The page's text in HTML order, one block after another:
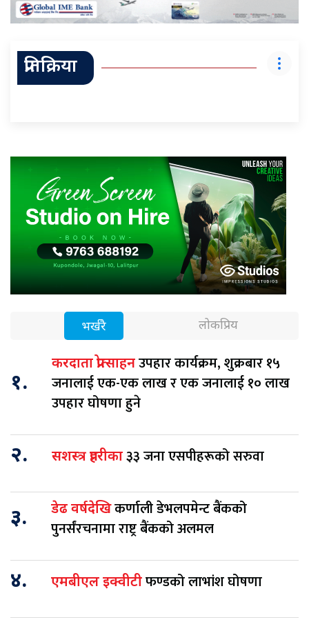
प्रतिक्रिया
भर्खरै लोकप्रिय
१.
करदाता प्रोत्साहनउपहार कार्यक्रम, शुक्रबार १५
जनालाई एक-एक लाख र एक जनालाई १० लाख
उपहार घोषणा हुने
२. सशस्त्र प्रहरीका३३ जना एसपीहरूको सरुवा
३. डेढ वर्षदेखिकर्णाली डेभलपमेन्ट बैंकको
पुनर्संरचनामा राष्ट्र बैंकको अलमल
४. एमबीएल इक्वीटीफण्डको लाभांश घोषणा